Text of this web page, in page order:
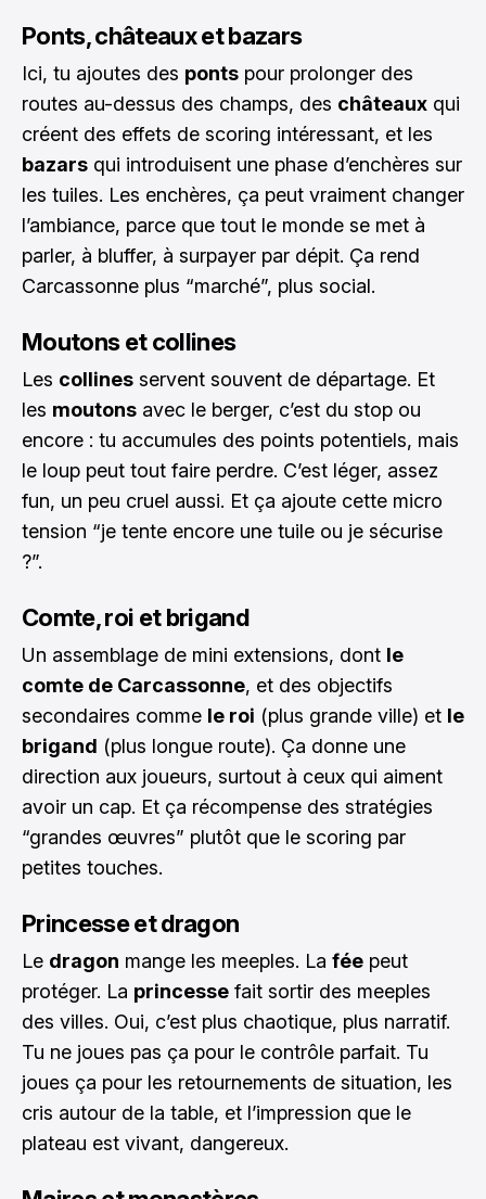
Ponts, châteaux et bazars
Ici, tu ajoutes des ponts pour prolonger des
routes au-dessus des champs, des châteaux qui
créent des effets de scoring intéressant, et les
bazars qui introduisent une phase d’enchères sur
les tuiles. Les enchères, ça peut vraiment changer
l’ambiance, parce que tout le monde se met à
parler, à bluffer, à surpayer par dépit. Ça rend
Carcassonne plus “marché”, plus social.
Moutons et collines
Les collines servent souvent de départage. Et
les moutons avec le berger, c’est du stop ou
encore : tu accumules des points potentiels, mais
le loup peut tout faire perdre. C’est léger, assez
fun, un peu cruel aussi. Et ça ajoute cette micro
tension “je tente encore une tuile ou je sécurise
?”.
Comte, roi et brigand
Un assemblage de mini extensions, dont le
comte de Carcassonne, et des objectifs
secondaires comme le roi (plus grande ville) et le
brigand (plus longue route). Ça donne une
direction aux joueurs, surtout à ceux qui aiment
avoir un cap. Et ça récompense des stratégies
“grandes œuvres” plutôt que le scoring par
petites touches.
Princesse et dragon
Le dragon mange les meeples. La fée peut
protéger. La princesse fait sortir des meeples
des villes. Oui, c’est plus chaotique, plus narratif.
Tu ne joues pas ça pour le contrôle parfait. Tu
joues ça pour les retournements de situation, les
cris autour de la table, et l’impression que le
plateau est vivant, dangereux.